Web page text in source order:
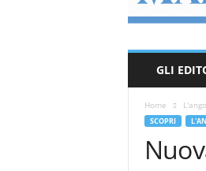
m
GLI
Home
SCOPRI